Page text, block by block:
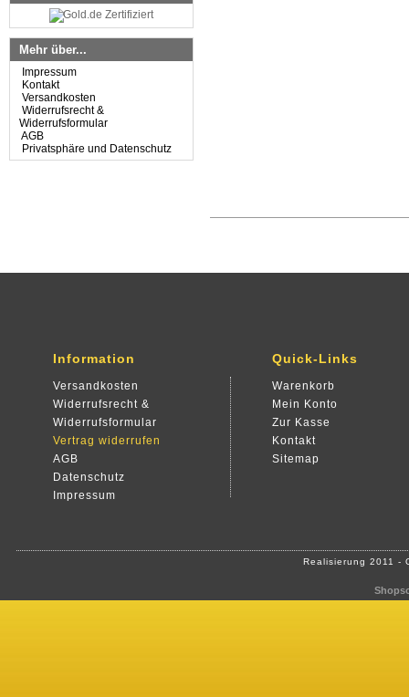
Mehr über...
Impressum
Kontakt
Versandkosten
Widerrufsrecht &
Widerrufsformular
AGB
Privatsphäre und Datenschutz
Information
Versandkosten
Widerrufsrecht &
Widerrufsformular
Vertrag widerrufen
AGB
Datenschutz
Impressum
Quick-Links
Warenkorb
Mein Konto
Zur Kasse
Kontakt
Sitemap
Realisierung 2011 -